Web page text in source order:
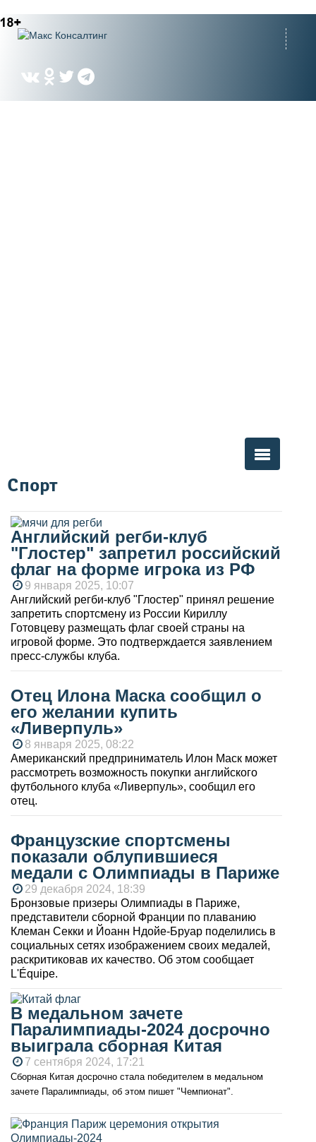
Вы здесь
Спорт
Английский регби-клуб
"Глостер" запретил российский
флаг на форме игрока из РФ
9 января 2025, 10:07
Английский регби-клуб "Глостер" принял решение
запретить спортсмену из России Кириллу
Готовцеву размещать флаг своей страны на
игровой форме. Это подтверждается заявлением
пресс-службы клуба.
Отец Илона Маска сообщил о
его желании купить
«Ливерпуль»
8 января 2025, 08:22
Американский предприниматель Илон Маск может
рассмотреть возможность покупки английского
футбольного клуба «Ливерпуль», сообщил его
отец.
Французские спортсмены
показали облупившиеся
медали с Олимпиады в Париже
29 декабря 2024, 18:39
Бронзовые призеры Олимпиады в Париже,
представители сборной Франции по плаванию
Клеман Секки и Йоанн Ндойе-Бруар поделились в
социальных сетях изображением своих медалей,
раскритиковав их качество. Об этом сообщает
L'Équipe.
В медальном зачете
Паралимпиады-2024 досрочно
выиграла сборная Китая
7 сентября 2024, 17:21
Сборная Китая досрочно стала победителем в медальном
зачете Паралимпиады, об этом пишет "Чемпионат".